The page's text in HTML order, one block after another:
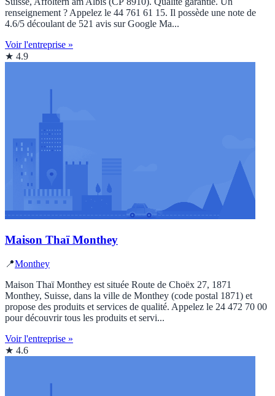
renseignement ? Appelez le 44 761 61 15. Il possède une note de
4.6/5 découlant de 521 avis sur Google Ma...
Voir l'entreprise »
★ 4.9
Maison Thaï Monthey
📍Monthey
Maison Thaï Monthey est située Route de Choëx 27, 1871
Monthey, Suisse, dans la ville de Monthey (code postal 1871) et
propose des produits et services de qualité. Appelez le 24 472 70 00
pour découvrir tous les produits et servi...
Voir l'entreprise »
★ 4.6